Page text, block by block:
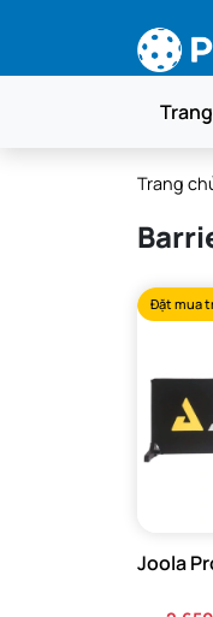
Trang
Đặt mua
Joola